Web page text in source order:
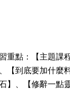
重點：【主題課
【到底要加什麼
】、【修辭一點